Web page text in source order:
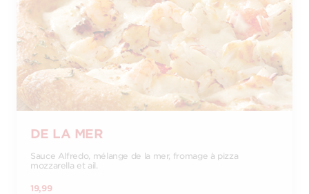
DE LA MER
Sauce Alfredo, mélange de la mer, fromage à pizza
mozzarella et ail.
19,99